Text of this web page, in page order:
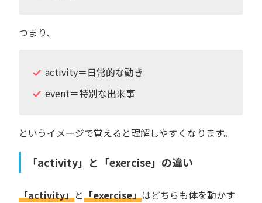
つまり、
activity＝日常的な動き
event＝特別な出来事
というイメージで覚えると理解しやすくなります。
「activity」と「exercise」の違い
「activity」と「exercise」はどちらも体を動かす